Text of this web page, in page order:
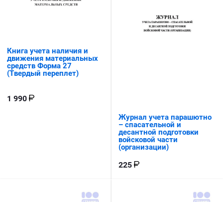
Книга учета наличия и
движения материальных
средств Форма 27
(Твердый переплет)
1 990
Журнал учета парашютно
– спасательной и
десантной подготовки
войсковой части
(организации)
225